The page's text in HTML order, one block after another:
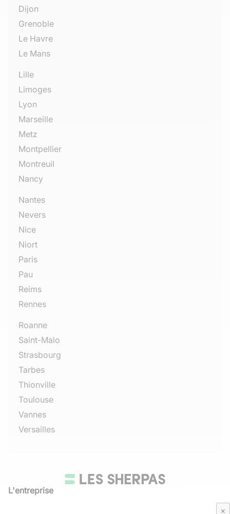
×
Dijon
Grenoble
Le Havre
Le Mans
Lille
Limoges
Lyon
Marseille
Metz
Montpellier
Montreuil
Nancy
Nantes
Nevers
Nice
Niort
Paris
Pau
Reims
Rennes
Roanne
Saint-Malo
Strasbourg
Tarbes
Thionville
Toulouse
Vannes
Versailles
L'entreprise